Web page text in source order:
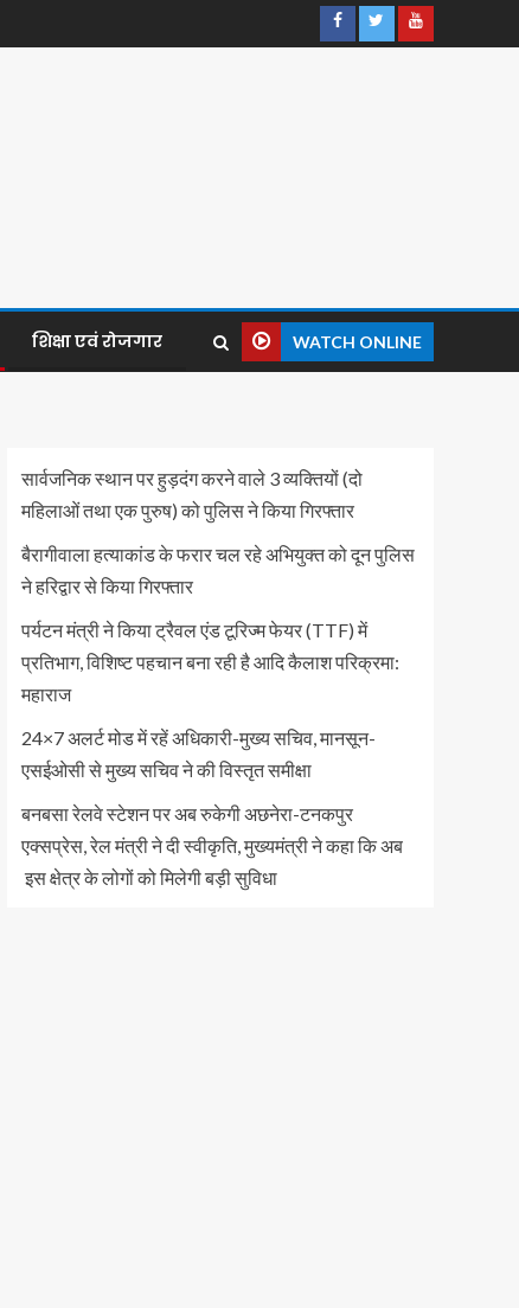
शिक्षा एवं रोजगार WATCH ONLINE
सार्वजनिक स्थान पर हुड़दंग करने वाले 3 व्यक्तियों (दो
महिलाओं तथा एक पुरुष) को पुलिस ने किया गिरफ्तार
बैरागीवाला हत्याकांड के फरार चल रहे अभियुक्त को दून पुलिस
ने हरिद्वार से किया गिरफ्तार
पर्यटन मंत्री ने किया ट्रैवल एंड टूरिज्म फेयर (TTF) में
प्रतिभाग, विशिष्ट पहचान बना रही है आदि कैलाश परिक्रमा:
महाराज
24×7 अलर्ट मोड में रहें अधिकारी-मुख्य सचिव, मानसून-
एसईओसी से मुख्य सचिव ने की विस्तृत समीक्षा
बनबसा रेलवे स्टेशन पर अब रुकेगी अछनेरा-टनकपुर
एक्सप्रेस, रेल मंत्री ने दी स्वीकृति, मुख्यमंत्री ने कहा कि अब
इस क्षेत्र के लोगों को मिलेगी बड़ी सुविधा